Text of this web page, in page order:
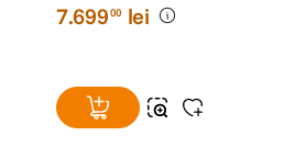
7.69900 lei